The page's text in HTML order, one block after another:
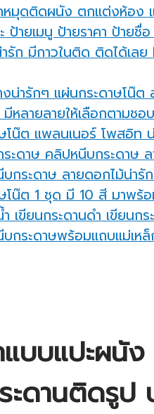
มุดติดผนัง ตกแต่งห้อง
ลายลายให้เลือกตามชอ
โน๊ต แพลนเนอร์ โพสอิท
ะดาษ คลิปหนีบกระดาษ
กระดาษ ลายดอกไม้น่ารั
โน๊ต 1 ชุด มี 10 สี มาพร้
เขียนกระดานดำ เขียนกร
กระดาษพร้อมแถบแม่เห
แบบแปะผ
ะดานติดรู